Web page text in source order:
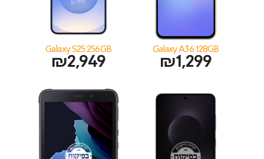
Galaxy A36 128GB
₪1,299
Galaxy S25 256GB
₪2,949